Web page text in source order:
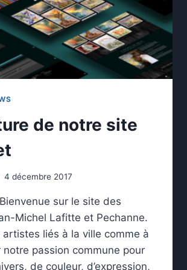
de notre site
4 décembre 2017
sur le site des
Michel Lafitte et Pechanne.
artistes liés à la ville comme à
notre passion commune pour
de couleur, d’expression,